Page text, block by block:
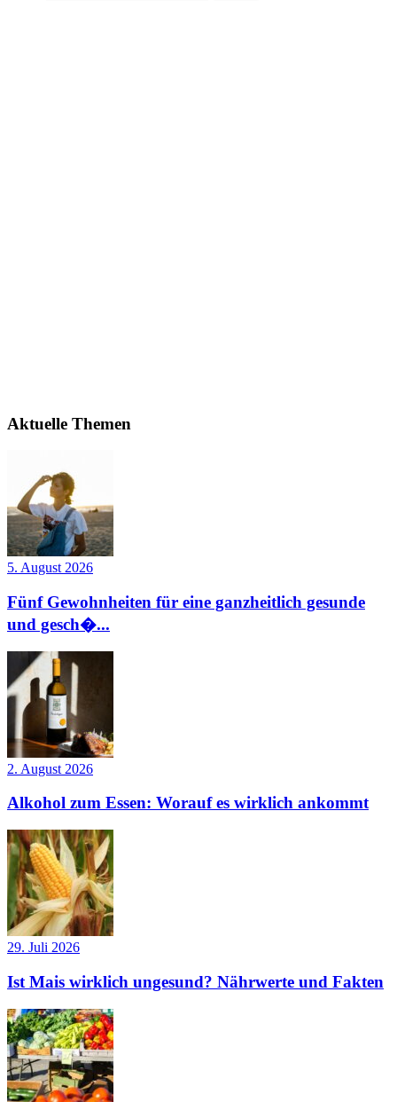
Aktuelle Themen
5. August 2026
Fünf Gewohnheiten für eine ganzheitlich gesunde
und gesch�...
2. August 2026
Alkohol zum Essen: Worauf es wirklich ankommt
29. Juli 2026
Ist Mais wirklich ungesund? Nährwerte und Fakten